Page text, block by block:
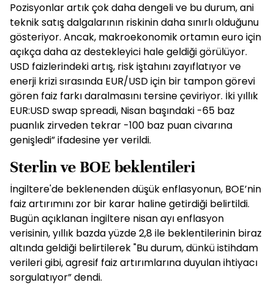
Pozisyonlar artık çok daha dengeli ve bu durum, ani
teknik satış dalgalarının riskinin daha sınırlı olduğunu
gösteriyor. Ancak, makroekonomik ortamın euro için
açıkça daha az destekleyici hale geldiği görülüyor.
USD faizlerindeki artış, risk iştahını zayıflatıyor ve
enerji krizi sırasında EUR/USD için bir tampon görevi
gören faiz farkı daralmasını tersine çeviriyor. İki yıllık
EUR:USD swap spreadi, Nisan başındaki -65 baz
puanlık zirveden tekrar -100 baz puan civarına
genişledi” ifadesine yer verildi.
Sterlin ve BOE beklentileri
İngiltere'de beklenenden düşük enflasyonun, BOE’nin
faiz artırımını zor bir karar haline getirdiği belirtildi.
Bugün açıklanan İngiltere nisan ayı enflasyon
verisinin, yıllık bazda yüzde 2,8 ile beklentilerinin biraz
altında geldiği belirtilerek "Bu durum, dünkü istihdam
verileri gibi, agresif faiz artırımlarına duyulan ihtiyacı
sorgulatıyor” dendi.